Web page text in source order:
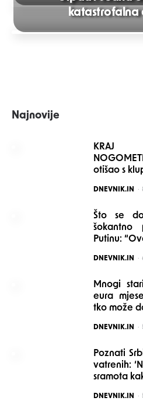
navigation
katastrofalna
Najnovije
KRAJ
otišao s
POSTED
DNEVNIK.IN
Što se
šokantno
Putinu:
POSTED
DNEVNIK.IN
Mnogi
eura
tko može
POSTED
DNEVNIK.IN
Poznati
vatrenih:
sramota
POSTED
DNEVNIK.IN